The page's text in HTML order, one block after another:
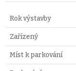
Rok výstavby
Zařízený
Míst k parkování